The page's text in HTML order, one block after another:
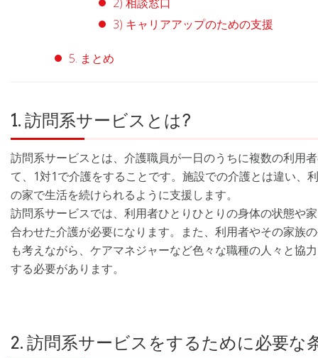
3) キャリアアップのための支援
5. まとめ
1. 訪問系サービスとは?
訪問系サービスとは、介護職員が一日のうちに複数の利用
て、1対1で介護をすることです。施設での介護とは違い、
の家で生活を続けられるように支援します。
訪問系サービスでは、利用者ひとりひとりの身体の状態や
合わせた介護が必要になります。また、利用者やその家族
も考えながら、ケアマネジャーなど色々な職種の人々と協
する必要があります。
2. 訪問系サービスをするために必要な